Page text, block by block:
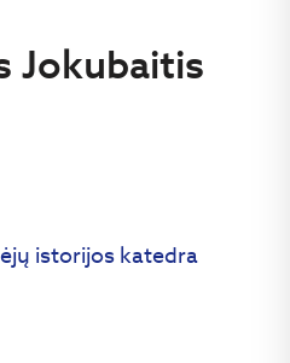
Jokubaitis
istorijos katedra